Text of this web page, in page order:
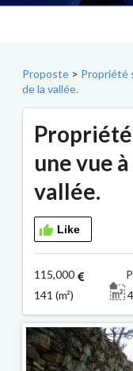
Proposte > Propriété
de la vallée.
une vue
vallée.
Like
115,000
141 (m²)